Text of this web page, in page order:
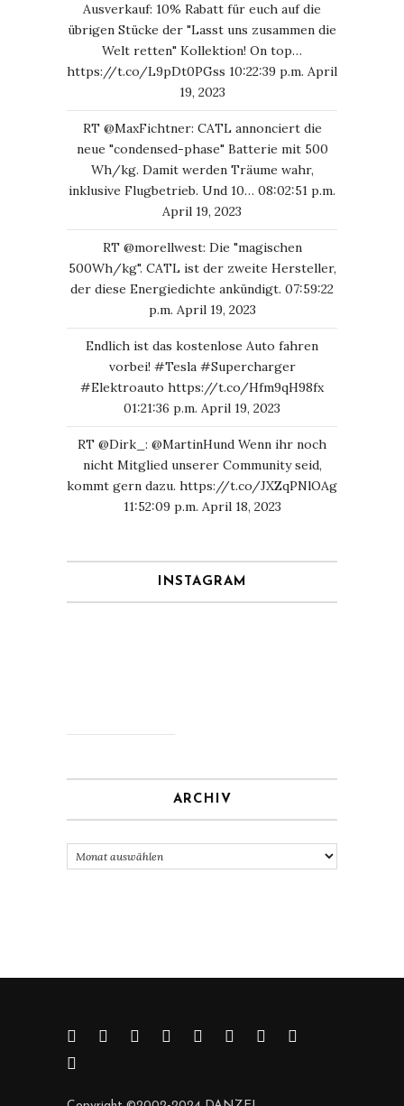
Ausverkauf: 10% Rabatt für euch auf die
übrigen Stücke der "Lasst uns zusammen die
Welt retten" Kollektion! On top…
https://t.co/L9pDt0PGss 10:22:39 p.m. April
19, 2023
RT @MaxFichtner: CATL annonciert die
neue "condensed-phase" Batterie mit 500
Wh/kg. Damit werden Träume wahr,
inklusive Flugbetrieb. Und 10… 08:02:51 p.m.
April 19, 2023
RT @morellwest: Die "magischen
500Wh/kg". CATL ist der zweite Hersteller,
der diese Energiedichte ankündigt. 07:59:22
p.m. April 19, 2023
Endlich ist das kostenlose Auto fahren
vorbei! #Tesla #Supercharger
#Elektroauto https://t.co/Hfm9qH98fx
01:21:36 p.m. April 19, 2023
RT @Dirk_ : @MartinHund Wenn ihr noch
nicht Mitglied unserer Community seid,
kommt gern dazu. https://t.co/JXZqPNlOAg
11:52:09 p.m. April 18, 2023
INSTAGRAM
ARCHIV
Archiv